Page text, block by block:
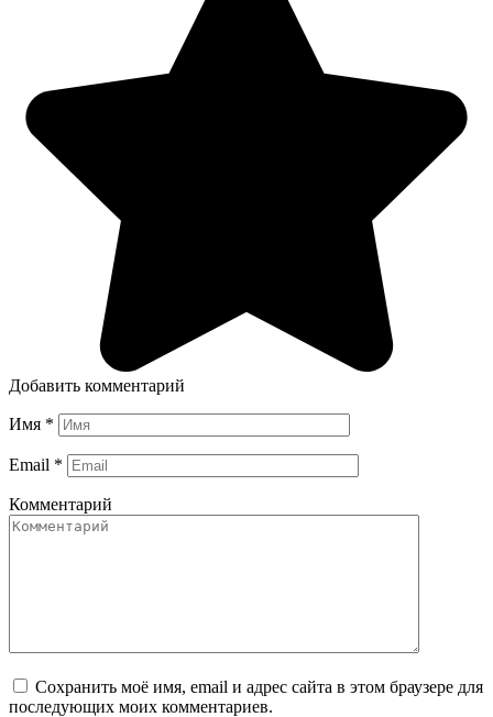
Добавить комментарий
Имя *
Email *
Комментарий
Сохранить моё имя, email и адрес сайта в этом браузере для
последующих моих комментариев.